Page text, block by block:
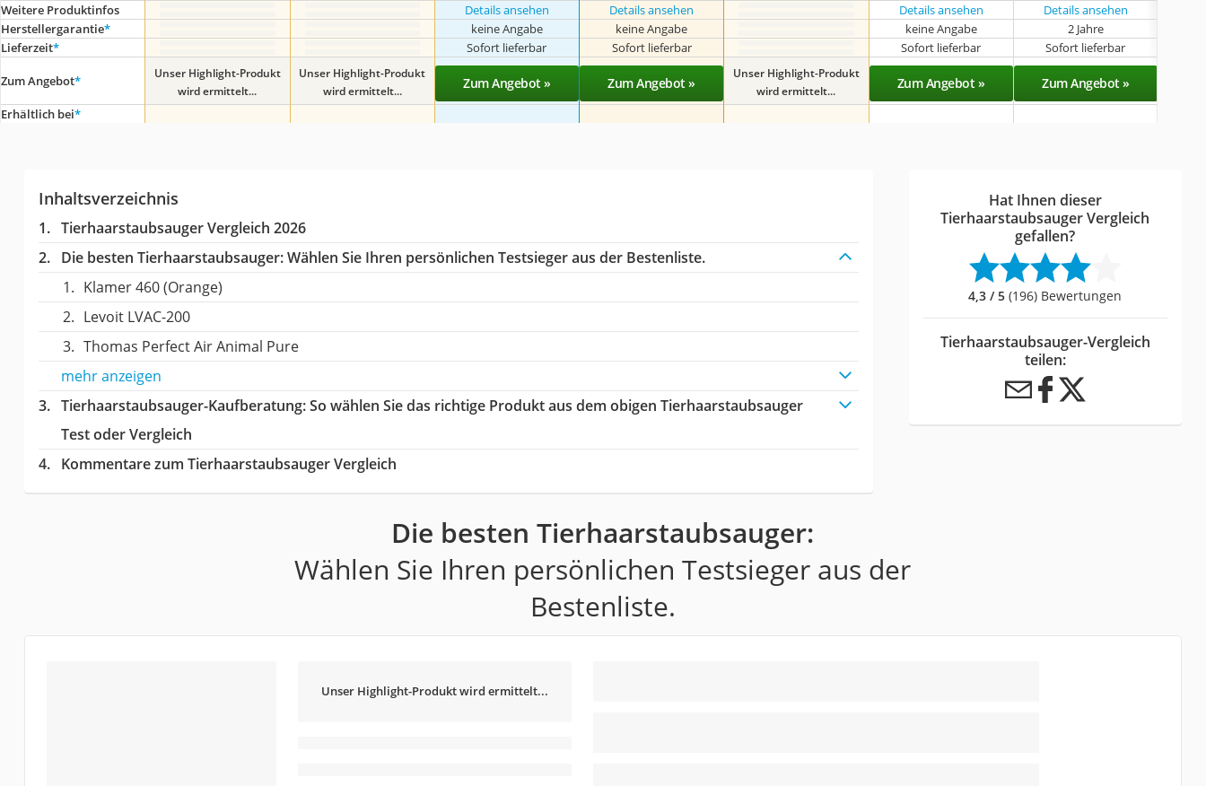
Weitere Produktinfos Details ansehen Details ansehen Details ansehen
Details ansehen
Herstellergarantie* keine Angabe keine Angabe keine Angabe 2 Jahre
Lieferzeit* Sofort lieferbar Sofort lieferbar Sofort lieferbar Sofort lieferbar
Zum Angebot*
Unser Highlight-Produkt
wird ermittelt...
Unser Highlight-Produkt
wird ermittelt...
Zum Angebot » Zum Angebot »
Unser Highlight-Produkt
wird ermittelt...
Zum Angebot » Zum Angebot »
Erhältlich bei*
Inhaltsverzeichnis
Tierhaarstaubsauger Vergleich 2026
Die besten Tierhaarstaubsauger:Wählen Sie Ihren persönlichen Testsieger aus der Bestenliste.
Klamer 460 (Orange)
Levoit LVAC-200
Thomas Perfect Air Animal Pure
mehr anzeigen
Tierhaarstaubsauger-Kaufberatung: So wählen Sie das richtige Produkt aus dem obigen Tierhaarstaubsauger
Test oder Vergleich
Kommentare zum Tierhaarstaubsauger Vergleich
Hat Ihnen dieser
Tierhaarstaubsauger Vergleich
gefallen?
4,3 / 5 (196) Bewertungen
Tierhaarstaubsauger-Vergleich
teilen:
Die besten Tierhaarstaubsauger:
Wählen Sie Ihren persönlichen Testsieger aus der
Bestenliste.
Unser Highlight-Produkt wird ermittelt...